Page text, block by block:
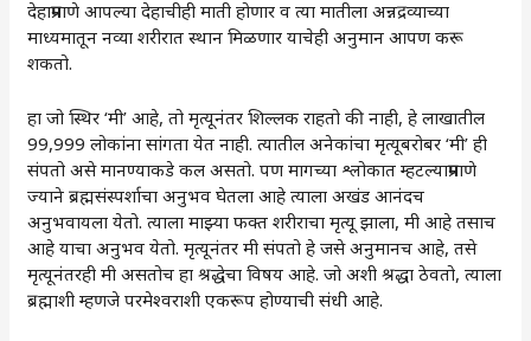
देहाप्रमाणे आपल्या देहाचीही माती होणार व त्या मातीला अन्नद्रव्याच्या
माध्यमातून नव्या शरीरात स्थान मिळणार याचेही अनुमान आपण करू
शकतो.
हा जो स्थिर ‌‘मी‌’ आहे, तो मृत्यूनंतर शिल्लक राहतो की नाही, हे लाखातील
99,999 लोकांना सांगता येत नाही. त्यातील अनेकांचा मृत्यूबरोबर ‌‘मी‌’ ही
संपतो असे मानण्याकडे कल असतो. पण मागच्या श्लोकात म्हटल्याप्रमाणे
ज्याने ब्रह्मसंस्पर्शाचा अनुभव घेतला आहे त्याला अखंड आनंदच
अनुभवायला येतो. त्याला माझ्या फक्त शरीराचा मृत्यू झाला, मी आहे तसाच
आहे याचा अनुभव येतो. मृत्यूनंतर मी संपतो हे जसे अनुमानच आहे, तसे
मृत्यूनंतरही मी असतोच हा श्रद्धेचा विषय आहे. जो अशी श्रद्धा ठेवतो, त्याला
ब्रह्माशी म्हणजे परमेश्वराशी एकरूप होण्याची संधी आहे.